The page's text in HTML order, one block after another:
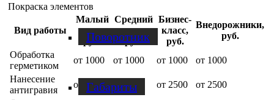
Поворотник
Габариты
Покраска элементов
Вид работы
Малый
класс,
руб.
Средний
класс,
руб.
Бизнес-
класс,
руб.
Внедорожники,
руб.
Обработка
герметиком
от 1000 от 1000 от 1000
от 1000
Нанесение
антигравия
от 1500 от 2000 от 2500
от 2500